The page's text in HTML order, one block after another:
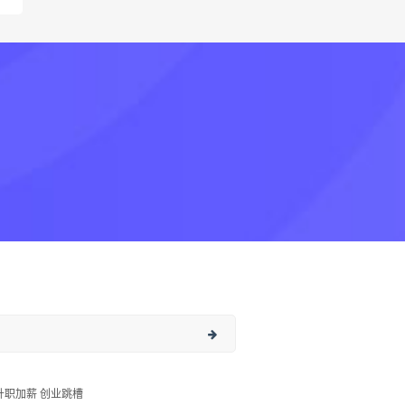
职加薪 创业跳槽